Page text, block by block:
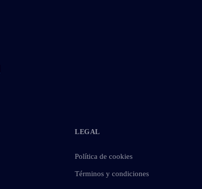
LEGAL
Política de cookies
Términos y condiciones